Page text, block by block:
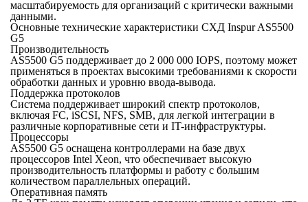
масштабируемость для организаций с критически важными
данными.
Основные технические характеристики СХД Inspur AS5500
G5
Производительность
AS5500 G5 поддерживает до 2 000 000 IOPS, поэтому может
применяться в проектах высокими требованиями к скорости
обработки данных и уровню ввода-вывода.
Поддержка протоколов
Система поддерживает широкий спектр протоколов,
включая FC, iSCSI, NFS, SMB, для легкой интеграции в
различные корпоративные сети и IT-инфраструктуры.
Процессоры
AS5500 G5 оснащена контроллерами на базе двух
процессоров Intel Xeon, что обеспечивает высокую
производительность платформы и работу с большим
количеством параллельных операций.
Оперативная память